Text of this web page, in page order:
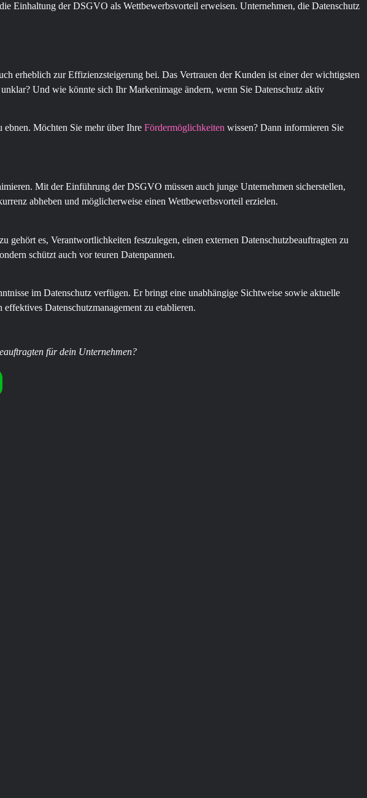
Einhaltung der DSGVO als Wettbewerbsvorteil erweisen. Unternehmen, die Datenschutz
erheblich zur Effizienzsteigerung bei. Das Vertrauen der Kunden ist einer der wichtigsten
Und wie könnte sich Ihr Markenimage ändern, wenn Sie Datenschutz aktiv
Möchten Sie mehr über Ihre Fördermöglichkeiten wissen? Dann informieren Sie
Mit der Einführung der DSGVO müssen auch junge Unternehmen sicherstellen,
abheben und möglicherweise einen Wettbewerbsvorteil erzielen.
es, Verantwortlichkeiten festzulegen, einen externen Datenschutzbeauftragten zu
schützt auch vor teuren Datenpannen.
im Datenschutz verfügen. Er bringt eine unabhängige Sichtweise sowie aktuelle
Datenschutzmanagement zu etablieren.
für dein Unternehmen?